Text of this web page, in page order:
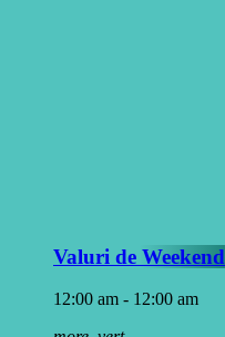
Valuri de Weekend
12:00 am - 12:00 am